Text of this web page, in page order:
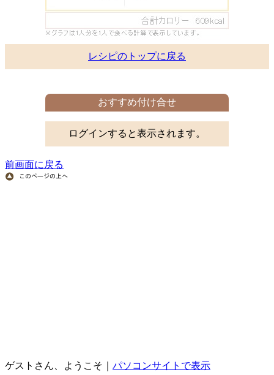
レシピのトップに戻る
おすすめ付け合せ
ログインすると表示されます。
前画面に戻る
ゲストさん、ようこそ｜ パソコンサイトで表示